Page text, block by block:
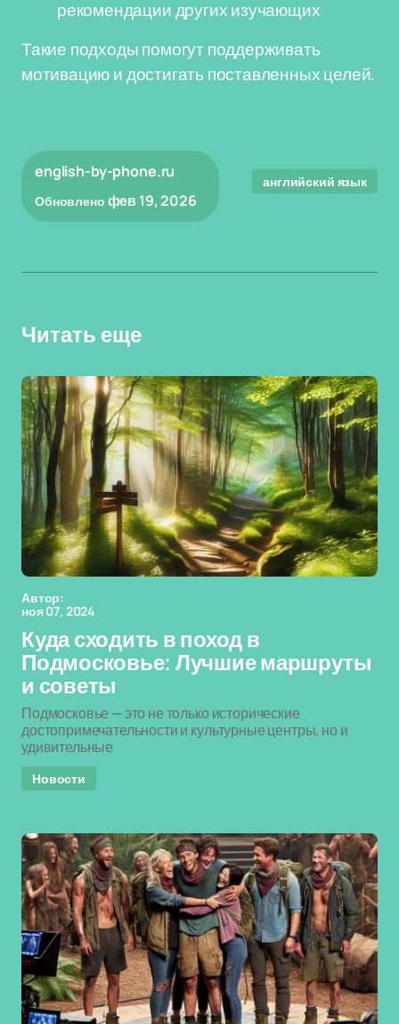
рекомендации других изучающих
Такие подходы помогут поддерживать
мотивацию и достигать поставленных целей.
english-by-phone.ru
Обновлено фев 19, 2026
английский язык
Читать еще
Автор:
ноя 07, 2024
Куда сходить в поход в
Подмосковье: Лучшие маршруты
и советы
Подмосковье — это не только исторические
достопримечательности и культурные центры, но и
удивительные
Новости